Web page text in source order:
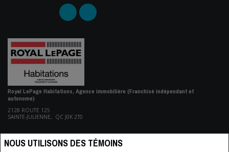
NOUS UTILISONS DES TÉMOINS
Royal LePage Habitations, Agence immobilière (Franchisé indépendant et
autonome)
2128 ROUTE 125
SAINTE-JULIENNE, QC J0K 2T0